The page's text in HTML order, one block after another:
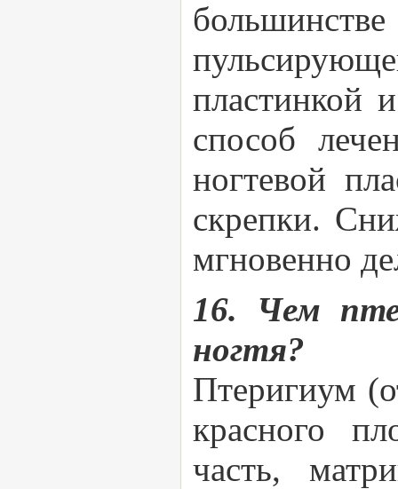
пластинкой
способ
ногтевой
скрепки.
мгновенно
16. Чем
ногтя?
Птеригиум
красного
часть,